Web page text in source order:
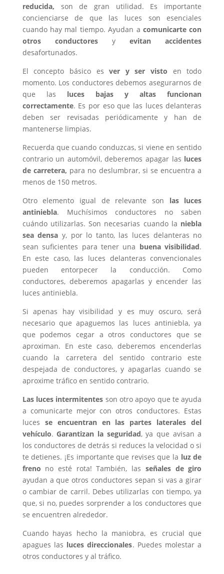
reducida, son de gran utilidad. Es importante
concienciarse de que las luces son esenciales
cuando hay mal tiempo. Ayudan a comunicarte con
otros conductoresyevitan accidentes
desafortunados.
El concepto básico esver y ser visto en todo
momento. Los conductores debemos asegurarnos de
que las luces bajas y altas
funcionan
correctamente. Es por eso que las luces delanteras
deben ser revisadas periódicamente y han de
mantenerse limpias.
Recuerda que cuando conduzcas, si viene en sentido
contrario un automóvil, deberemos apagar las luces
de carretera, para no deslumbrar, si se encuentra a
menos de 150 metros.
Otro elemento igual de relevante son las luces
antiniebla. Muchísimos conductores no saben
cuándo utilizarlas. Son necesarias cuando la niebla
sea densa y, por lo tanto, las luces delanteras no
sean suficientes para tener una buena visibilidad.
En este caso, las luces delanteras convencionales
pueden entorpecer la conducción. Como
conductores, deberemos apagarlas y encender las
luces antiniebla.
Si apenas hay visibilidad y es muy oscuro, será
necesario que apaguemos las luces antiniebla, ya
que podemos cegar a otros conductores que se
aproximan. En este caso, deberemos encenderlas
cuando la carretera del sentido contrario este
despejada de conductores, y apagarlas cuando se
aproxime tráfico en sentido contrario.
Las luces intermitentes son otro apoyo que te ayuda
a comunicarte mejor con otros conductores. Estas
luces se encuentran en las partes laterales del
vehículo.Garantizan la seguridad, ya que avisan a
los conductores de detrás si reduces la velocidad o si
te detienes. ¡Es importante que revises que la luz de
freno no esté rota! También, las señales de giro
ayudan a que otros conductores sepan si vas a girar
o cambiar de carril. Debes utilizarlas con tiempo, ya
que, si no, puedes sorprender a los conductores que
se encuentren alrededor.
Cuando hayas hecho la maniobra, es crucial que
apagues las luces direccionales. Puedes molestar a
otros conductores y al tráfico.